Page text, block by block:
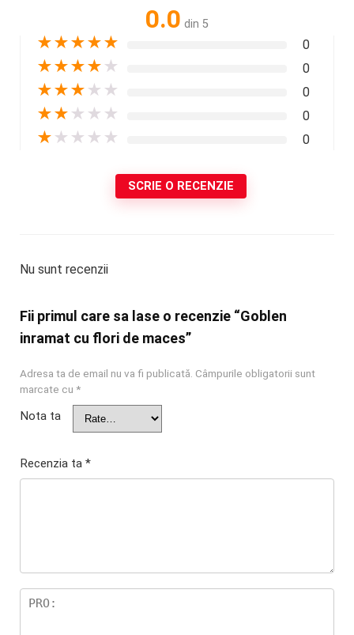
0.0 din 5
★★★★★ 0
★★★★ ★ 0
★★★ ★ ★ 0
★★ ★ ★ ★ 0
★ ★ ★ ★ ★ 0
SCRIE O RECENZIE
Nu sunt recenzii
Fii primul care sa lase o recenzie “Goblen
inramat cu flori de maces”
Adresa ta de email nu va fi publicată. Câmpurile obligatorii sunt
marcate cu *
Nota ta
Recenzia ta *